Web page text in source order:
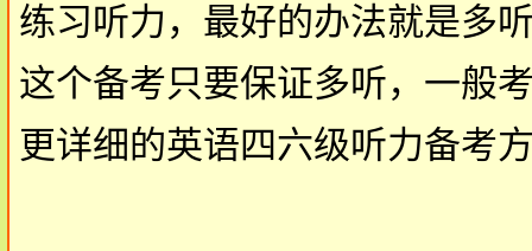
练习听力，最好的办法就是多
这个备考只要保证多听，一般
更详细的英语四六级听力备考